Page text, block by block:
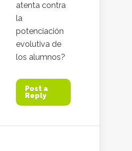
atenta contra
la
potenciación
evolutiva de
los alumnos?
Post a
Reply